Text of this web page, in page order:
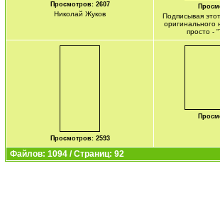
Просмотров: 2607
Николай Жуков
Подписывая
оригинального
просто -
Просмотров: 2593
Файлов: 1094 / Страниц: 92